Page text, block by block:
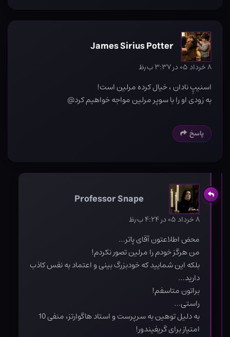
James Sirius Potter
۸ خرداد ۰۵ در ۳:۳۷ ب٫ظ
اسنیپِ نادان ، خیال کرده مرلین است!
به زودی او را با سوپر مرلین مواجه خواهیم کرد@
پاسخ
Professor Snape
۸ خرداد ۰۵ در ۴:۲۴ ب٫ظ
محض اطلاعتون آقای پاتر…
من هرگز خودم را مرلین تصور نکردم!
بلکه این شمایید که خودبزرگ بینی و اعتماد به نفس کاذب
دارید…
براتون متاسفم!
راستی…
به دلیل توهین به سرپرست و استاد هاگوارتز، منفی 10
امتیاز برای گریفیندور!